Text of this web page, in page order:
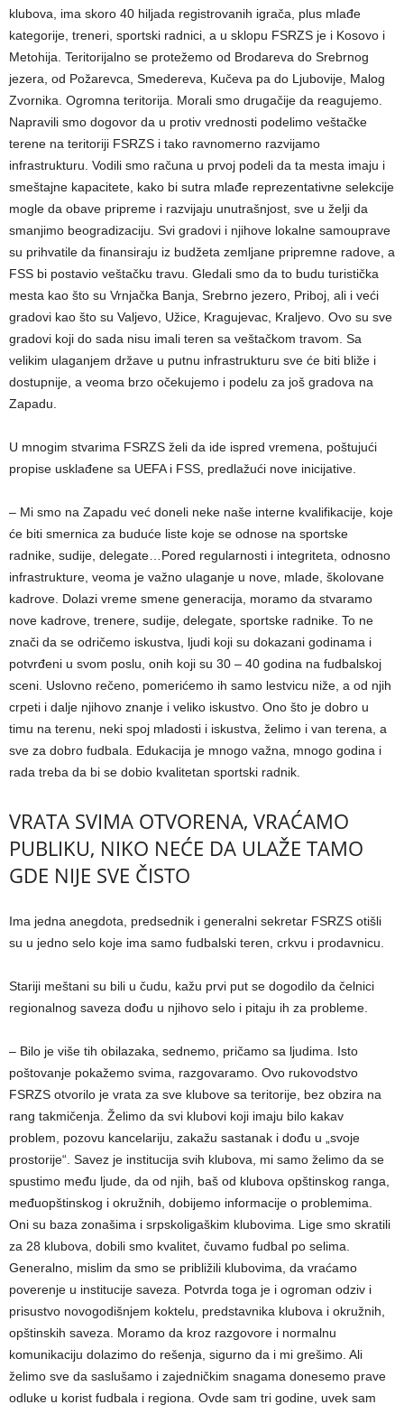
klubova, ima skoro 40 hiljada registrovanih igrača, plus mlađe
kategorije, treneri, sportski radnici, a u sklopu FSRZS je i Kosovo i
Metohija. Teritorijalno se protežemo od Brodareva do Srebrnog
jezera, od Požarevca, Smedereva, Kučeva pa do Ljubovije, Malog
Zvornika. Ogromna teritorija. Morali smo drugačije da reagujemo.
Napravili smo dogovor da u protiv vrednosti podelimo veštačke
terene na teritoriji FSRZS i tako ravnomerno razvijamo
infrastrukturu. Vodili smo računa u prvoj podeli da ta mesta imaju i
smeštajne kapacitete, kako bi sutra mlađe reprezentativne selekcije
mogle da obave pripreme i razvijaju unutrašnjost, sve u želji da
smanjimo beogradizaciju. Svi gradovi i njihove lokalne samouprave
su prihvatile da finansiraju iz budžeta zemljane pripremne radove, a
FSS bi postavio veštačku travu. Gledali smo da to budu turistička
mesta kao što su Vrnjačka Banja, Srebrno jezero, Priboj, ali i veći
gradovi kao što su Valjevo, Užice, Kragujevac, Kraljevo. Ovo su sve
gradovi koji do sada nisu imali teren sa veštačkom travom. Sa
velikim ulaganjem države u putnu infrastrukturu sve će biti bliže i
dostupnije, a veoma brzo očekujemo i podelu za još gradova na
Zapadu.
U mnogim stvarima FSRZS želi da ide ispred vremena, poštujući
propise usklađene sa UEFA i FSS, predlažući nove inicijative.
– Mi smo na Zapadu već doneli neke naše interne kvalifikacije, koje
će biti smernica za buduće liste koje se odnose na sportske
radnike, sudije, delegate…Pored regularnosti i integriteta, odnosno
infrastrukture, veoma je važno ulaganje u nove, mlade, školovane
kadrove. Dolazi vreme smene generacija, moramo da stvaramo
nove kadrove, trenere, sudije, delegate, sportske radnike. To ne
znači da se odričemo iskustva, ljudi koji su dokazani godinama i
potvrđeni u svom poslu, onih koji su 30 – 40 godina na fudbalskoj
sceni. Uslovno rečeno, pomerićemo ih samo lestvicu niže, a od njih
crpeti i dalje njihovo znanje i veliko iskustvo. Ono što je dobro u
timu na terenu, neki spoj mladosti i iskustva, želimo i van terena, a
sve za dobro fudbala. Edukacija je mnogo važna, mnogo godina i
rada treba da bi se dobio kvalitetan sportski radnik.
VRATA SVIMA OTVORENA, VRAĆAMO
PUBLIKU, NIKO NEĆE DA ULAŽE TAMO
GDE NIJE SVE ČISTO
Ima jedna anegdota, predsednik i generalni sekretar FSRZS otišli
su u jedno selo koje ima samo fudbalski teren, crkvu i prodavnicu.
Stariji meštani su bili u čudu, kažu prvi put se dogodilo da čelnici
regionalnog saveza dođu u njihovo selo i pitaju ih za probleme.
– Bilo je više tih obilazaka, sednemo, pričamo sa ljudima. Isto
poštovanje pokažemo svima, razgovaramo. Ovo rukovodstvo
FSRZS otvorilo je vrata za sve klubove sa teritorije, bez obzira na
rang takmičenja. Želimo da svi klubovi koji imaju bilo kakav
problem, pozovu kancelariju, zakažu sastanak i dođu u „svoje
prostorije“. Savez je institucija svih klubova, mi samo želimo da se
spustimo među ljude, da od njih, baš od klubova opštinskog ranga,
međuopštinskog i okružnih, dobijemo informacije o problemima.
Oni su baza zonašima i srpskoligaškim klubovima. Lige smo skratili
za 28 klubova, dobili smo kvalitet, čuvamo fudbal po selima.
Generalno, mislim da smo se približili klubovima, da vraćamo
poverenje u institucije saveza. Potvrda toga je i ogroman odziv i
prisustvo novogodišnjem koktelu, predstavnika klubova i okružnih,
opštinskih saveza. Moramo da kroz razgovore i normalnu
komunikaciju dolazimo do rešenja, sigurno da i mi grešimo. Ali
želimo sve da saslušamo i zajedničkim snagama donesemo prave
odluke u korist fudbala i regiona. Ovde sam tri godine, uvek sam